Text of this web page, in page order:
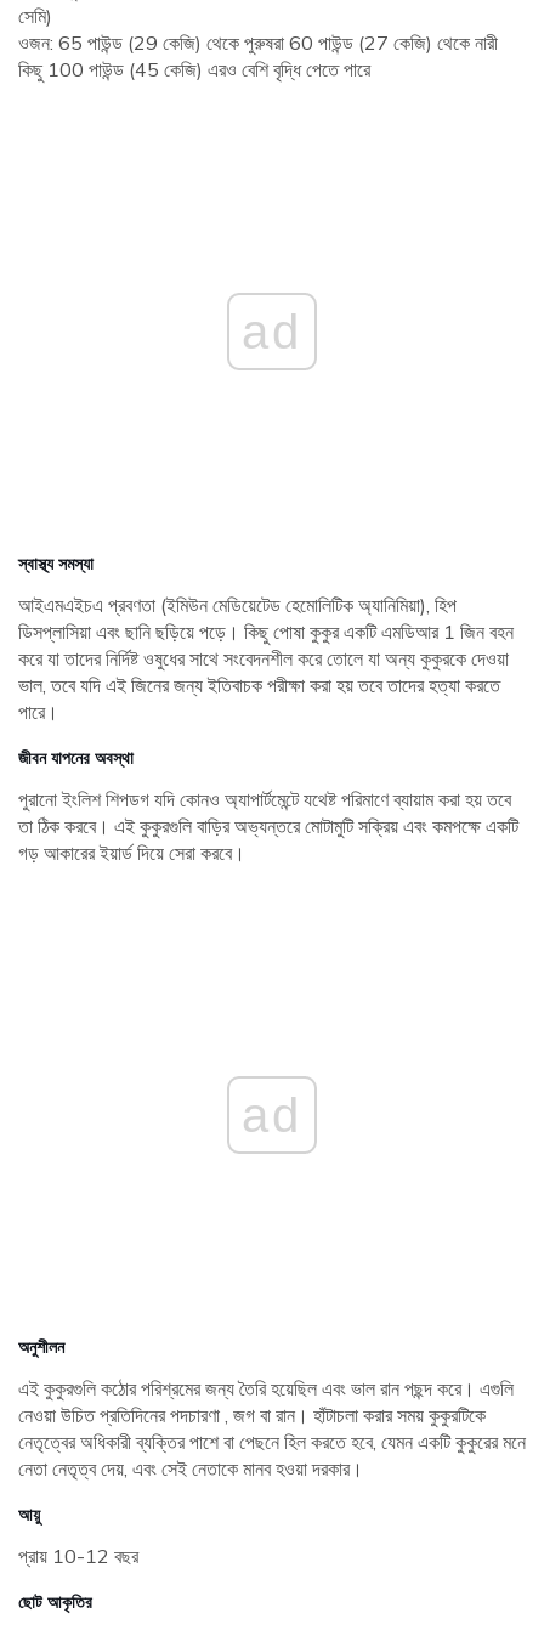
সেমি)
ওজন: 65 পাউন্ড (29 কেজি) থেকে পুরুষরা 60 পাউন্ড (27 কেজি) থেকে নারী
কিছু 100 পাউন্ড (45 কেজি) এরও বেশি বৃদ্ধি পেতে পারে
ad
স্বাস্থ্য সমস্যা
আইএমএইচএ প্রবণতা (ইমিউন মেডিয়েটেড হেমোলিটিক অ্যানিমিয়া), হিপ
ডিসপ্লাসিয়া এবং ছানি ছড়িয়ে পড়ে। কিছু পোষা কুকুর একটি এমডিআর 1 জিন বহন
করে যা তাদের নির্দিষ্ট ওষুধের সাথে সংবেদনশীল করে তোলে যা অন্য কুকুরকে দেওয়া
ভাল, তবে যদি এই জিনের জন্য ইতিবাচক পরীক্ষা করা হয় তবে তাদের হত্যা করতে
পারে।
জীবন যাপনের অবস্থা
পুরানো ইংলিশ শিপডগ যদি কোনও অ্যাপার্টমেন্টে যথেষ্ট পরিমাণে ব্যায়াম করা হয় তবে
তা ঠিক করবে। এই কুকুরগুলি বাড়ির অভ্যন্তরে মোটামুটি সক্রিয় এবং কমপক্ষে একটি
গড় আকারের ইয়ার্ড দিয়ে সেরা করবে।
ad
অনুশীলন
এই কুকুরগুলি কঠোর পরিশ্রমের জন্য তৈরি হয়েছিল এবং ভাল রান পছন্দ করে। এগুলি
নেওয়া উচিত প্রতিদিনের পদচারণা , জগ বা রান। হাঁটাচলা করার সময় কুকুরটিকে
নেতৃত্বের অধিকারী ব্যক্তির পাশে বা পেছনে হিল করতে হবে, যেমন একটি কুকুরের মনে
নেতা নেতৃত্ব দেয়, এবং সেই নেতাকে মানব হওয়া দরকার।
আয়ু
প্রায় 10-12 বছর
ছোট আকৃতির